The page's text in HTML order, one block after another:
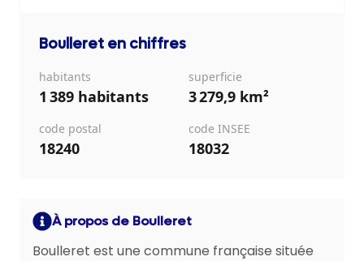
Boulleret en chiffres
habitants
1 389 habitants
superficie
3 279,9 km²
code postal
18240
code INSEE
18032
À propos de Boulleret
Boulleret est une commune française située